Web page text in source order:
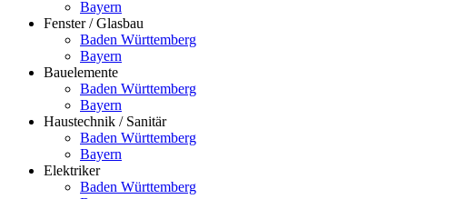
Bayern
Fenster / Glasbau
Baden Württemberg
Bayern
Bauelemente
Baden Württemberg
Bayern
Haustechnik / Sanitär
Baden Württemberg
Bayern
Elektriker
Baden Württemberg